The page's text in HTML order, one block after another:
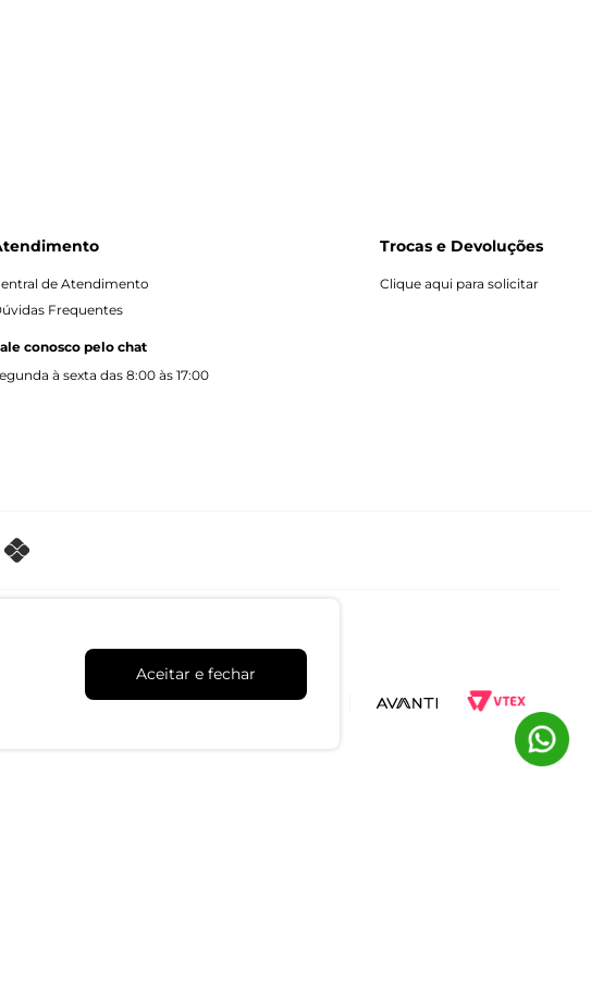
Aceitar e fechar
de Atendimento
Frequentes
conosco pelo chat
à sexta das 8:00 às 17:00
Trocas e Devoluções
Clique aqui para solicitar